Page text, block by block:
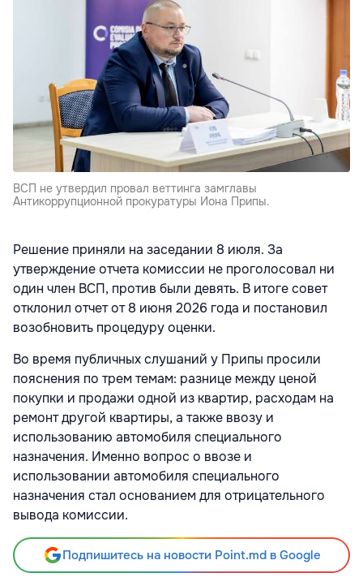
ВСП не утвердил провал веттинга замглавы
Антикоррупционной прокуратуры Иона Припы.
Решение приняли на заседании 8 июля. За
утверждение отчета комиссии не проголосовал ни
один член ВСП, против были девять. В итоге совет
отклонил отчет от 8 июня 2026 года и постановил
возобновить процедуру оценки.
Во время публичных слушаний у Припы просили
пояснения по трем темам: разнице между ценой
покупки и продажи одной из квартир, расходам на
ремонт другой квартиры, а также ввозу и
использованию автомобиля специального
назначения. Именно вопрос о ввозе и
использовании автомобиля специального
назначения стал основанием для отрицательного
вывода комиссии.
Подпишитесь на новости Point.md в Google